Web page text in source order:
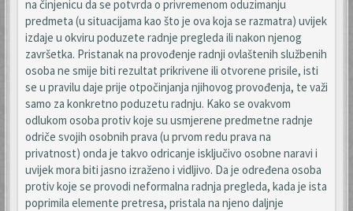
na činjenicu da se potvrda o privremenom oduzimanju
predmeta (u situacijama kao što je ova koja se razmatra) uvijek
izdaje u okviru poduzete radnje pregleda ili nakon njenog
završetka. Pristanak na provođenje radnji ovlaštenih službenih
osoba ne smije biti rezultat prikrivene ili otvorene prisile, isti
se u pravilu daje prije otpočinjanja njihovog provođenja, te važi
samo za konkretno poduzetu radnju. Kako se ovakvom
odlukom osoba protiv koje su usmjerene predmetne radnje
odriče svojih osobnih prava (u prvom redu prava na
privatnost) onda je takvo odricanje isključivo osobne naravi i
uvijek mora biti jasno izraženo i vidljivo. Da je određena osoba
protiv koje se provodi neformalna radnja pregleda, kada je ista
poprimila elemente pretresa, pristala na njeno daljnje